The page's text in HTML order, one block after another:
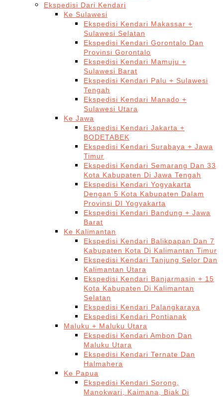
Ekspedisi Dari Kendari
Ke Sulawesi
Ekspedisi Kendari Makassar +
Sulawesi Selatan
Ekspedisi Kendari Gorontalo Dan
Provinsi Gorontalo
Ekspedisi Kendari Mamuju +
Sulawesi Barat
Ekspedisi Kendari Palu + Sulawesi
Tengah
Ekspedisi Kendari Manado +
Sulawesi Utara
Ke Jawa
Ekspedisi Kendari Jakarta +
BODETABEK
Ekspedisi Kendari Surabaya + Jawa
Timur
Ekspedisi Kendari Semarang Dan 33
Kota Kabupaten Di Jawa Tengah
Ekspedisi Kendari Yogyakarta
Dengan 5 Kota Kabupaten Dalam
Provinsi DI Yogyakarta
Ekspedisi Kendari Bandung + Jawa
Barat
Ke Kalimantan
Ekspedisi Kendari Balikpapan Dan 7
Kabupaten Kota Di Kalimantan Timur
Ekspedisi Kendari Tanjung Selor Dan
Kalimantan Utara
Ekspedisi Kendari Banjarmasin + 15
Kota Kabupaten Di Kalimantan
Selatan
Ekspedisi Kendari Palangkaraya
Ekspedisi Kendari Pontianak
Maluku + Maluku Utara
Ekspedisi Kendari Ambon Dan
Maluku Utara
Ekspedisi Kendari Ternate Dan
Halmahera
Ke Papua
Ekspedisi Kendari Sorong,
Manokwari, Kaimana, Biak Di